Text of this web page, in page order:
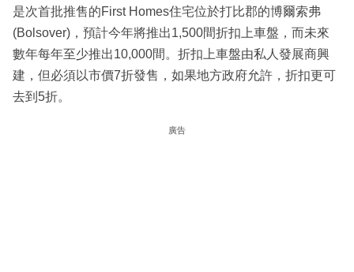
是次首批推售的First Homes住宅位於打比郡的博爾索弗
(Bolsover)，預計今年將推出1,500間折扣上車盤，而未來
數年每年至少推出10,000間。折扣上車盤由私人發展商興
建，但必須以市價7折發售，如果地方政府允許，折扣更可
去到5折。
廣告